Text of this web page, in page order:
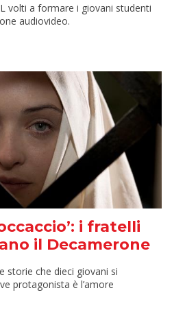
volti a formare i giovani studenti
audiovideo.
i fratelli
il Decamerone
storie che dieci giovani si
protagonista è l’amore